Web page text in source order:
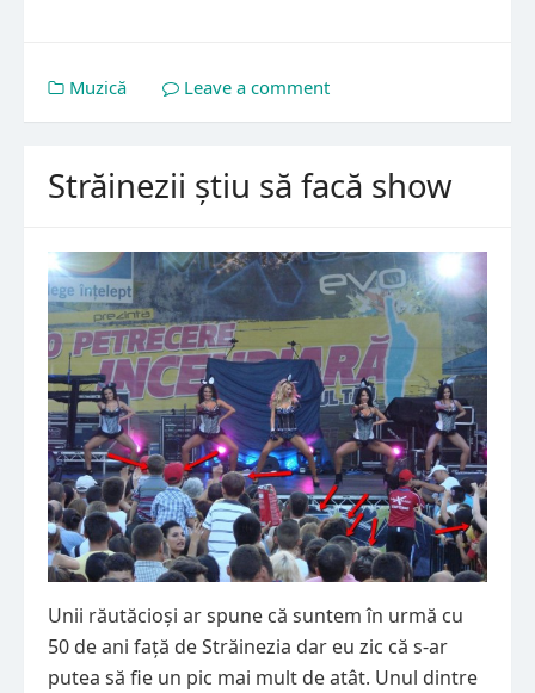
Muzică Leave a comment
Străinezii știu să facă show
Unii răutăcioși ar spune că suntem în urmă cu
50 de ani față de Străinezia dar eu zic că s-ar
putea să fie un pic mai mult de atât. Unul dintre